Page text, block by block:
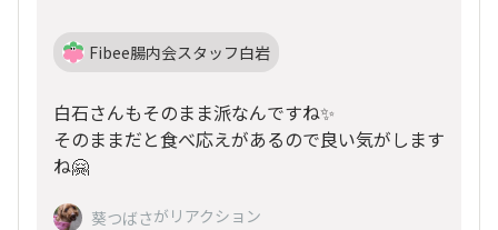
Fibee腸内会スタッフ白岩
白石さんもそのまま派なんですね✨
そのままだと食べ応えがあるので良い気がします
ね🤗
葵つばさがリアクション